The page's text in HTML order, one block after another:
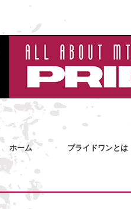
ホーム プライドワンとは